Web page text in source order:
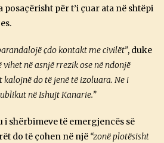
për t’i çuar ata në shtëpi
çdo kontakt me civilët”, duke
vihet në asnjë rrezik ose në ndonjë
kalojnë do të jenë të izoluara. Ne i
në Ishujt Kanarie.”
shërbimeve të emergjencës së
do të çohen në një “zonë plotësisht